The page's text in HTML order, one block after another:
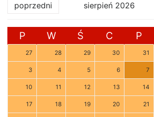
poprzedni sierpień 2026
P W Ś C P
27 28 29 30 31
3 4 5 6 7
10 11 12 13 14
17 18 19 20 21